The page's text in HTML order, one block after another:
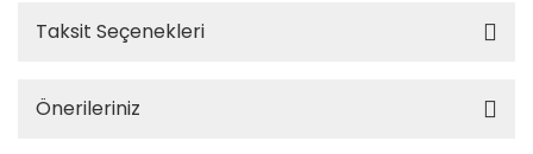
Taksit Seçenekleri
Önerileriniz